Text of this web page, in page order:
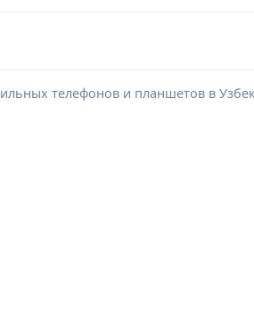
телефонов и планшетов в